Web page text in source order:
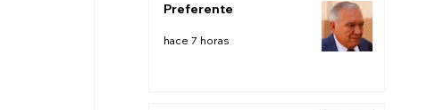
Preferente
hace 7 horas